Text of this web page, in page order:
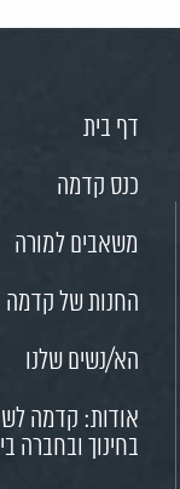
דף בית
כנס קדמה
משאבים למורה
החנות של קדמה
הא/נשים שלנו
אודות: קדמה
בחינוך ובחברה